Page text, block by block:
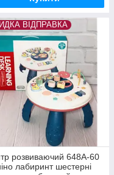
ВІДПРАВКА
розвиваючий 648A-60
лабиринт шестерні